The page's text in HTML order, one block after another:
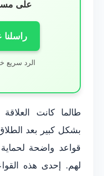
على
الرد سريع
طالما كانت العلاقة
بشكل كبير بعد
قواعد واضحة
لهم. إحدى هذه